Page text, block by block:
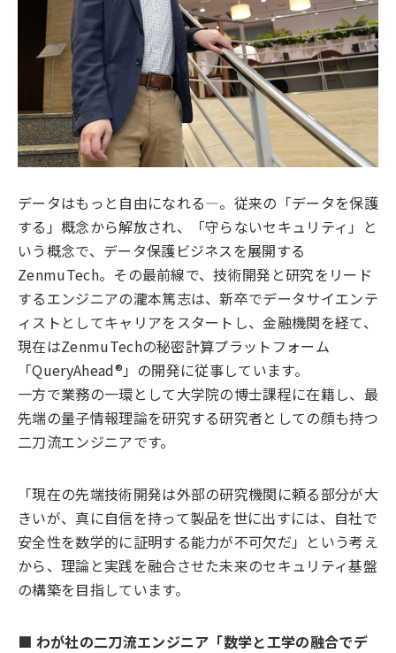
データはもっと自由になれる―。従来の「データを保護
する」概念から解放され、「守らないセキュリティ」と
いう概念で、データ保護ビジネスを展開する
ZenmuTech。その最前線で、技術開発と研究をリード
するエンジニアの瀧本篤志は、新卒でデータサイエンテ
ィストとしてキャリアをスタートし、金融機関を経て、
現在はZenmuTechの秘密計算プラットフォーム
「QueryAhead®」の開発に従事しています。
一方で業務の一環として大学院の博士課程に在籍し、最
先端の量子情報理論を研究する研究者としての顔も持つ
二刀流エンジニアです。
「現在の先端技術開発は外部の研究機関に頼る部分が大
きいが、真に自信を持って製品を世に出すには、自社で
安全性を数学的に証明する能力が不可欠だ」という考え
から、理論と実践を融合させた未来のセキュリティ基盤
の構築を目指しています。
■ わが社の二刀流エンジニア「数学と工学の融合でデ